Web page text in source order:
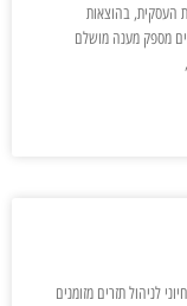
העסקית, בהוצאות
מספק מענה מושלם
לניהול תזרים מזומנים